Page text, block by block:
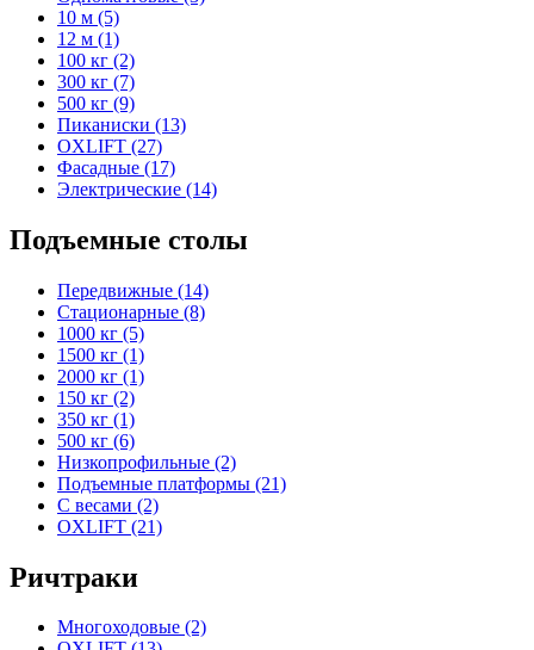
10 м (5)
12 м (1)
100 кг (2)
300 кг (7)
500 кг (9)
Пиканиски (13)
OXLIFT (27)
Фасадные (17)
Электрические (14)
Подъемные столы
Передвижные (14)
Стационарные (8)
1000 кг (5)
1500 кг (1)
2000 кг (1)
150 кг (2)
350 кг (1)
500 кг (6)
Низкопрофильные (2)
Подъемные платформы (21)
С весами (2)
OXLIFT (21)
Ричтраки
Многоходовые (2)